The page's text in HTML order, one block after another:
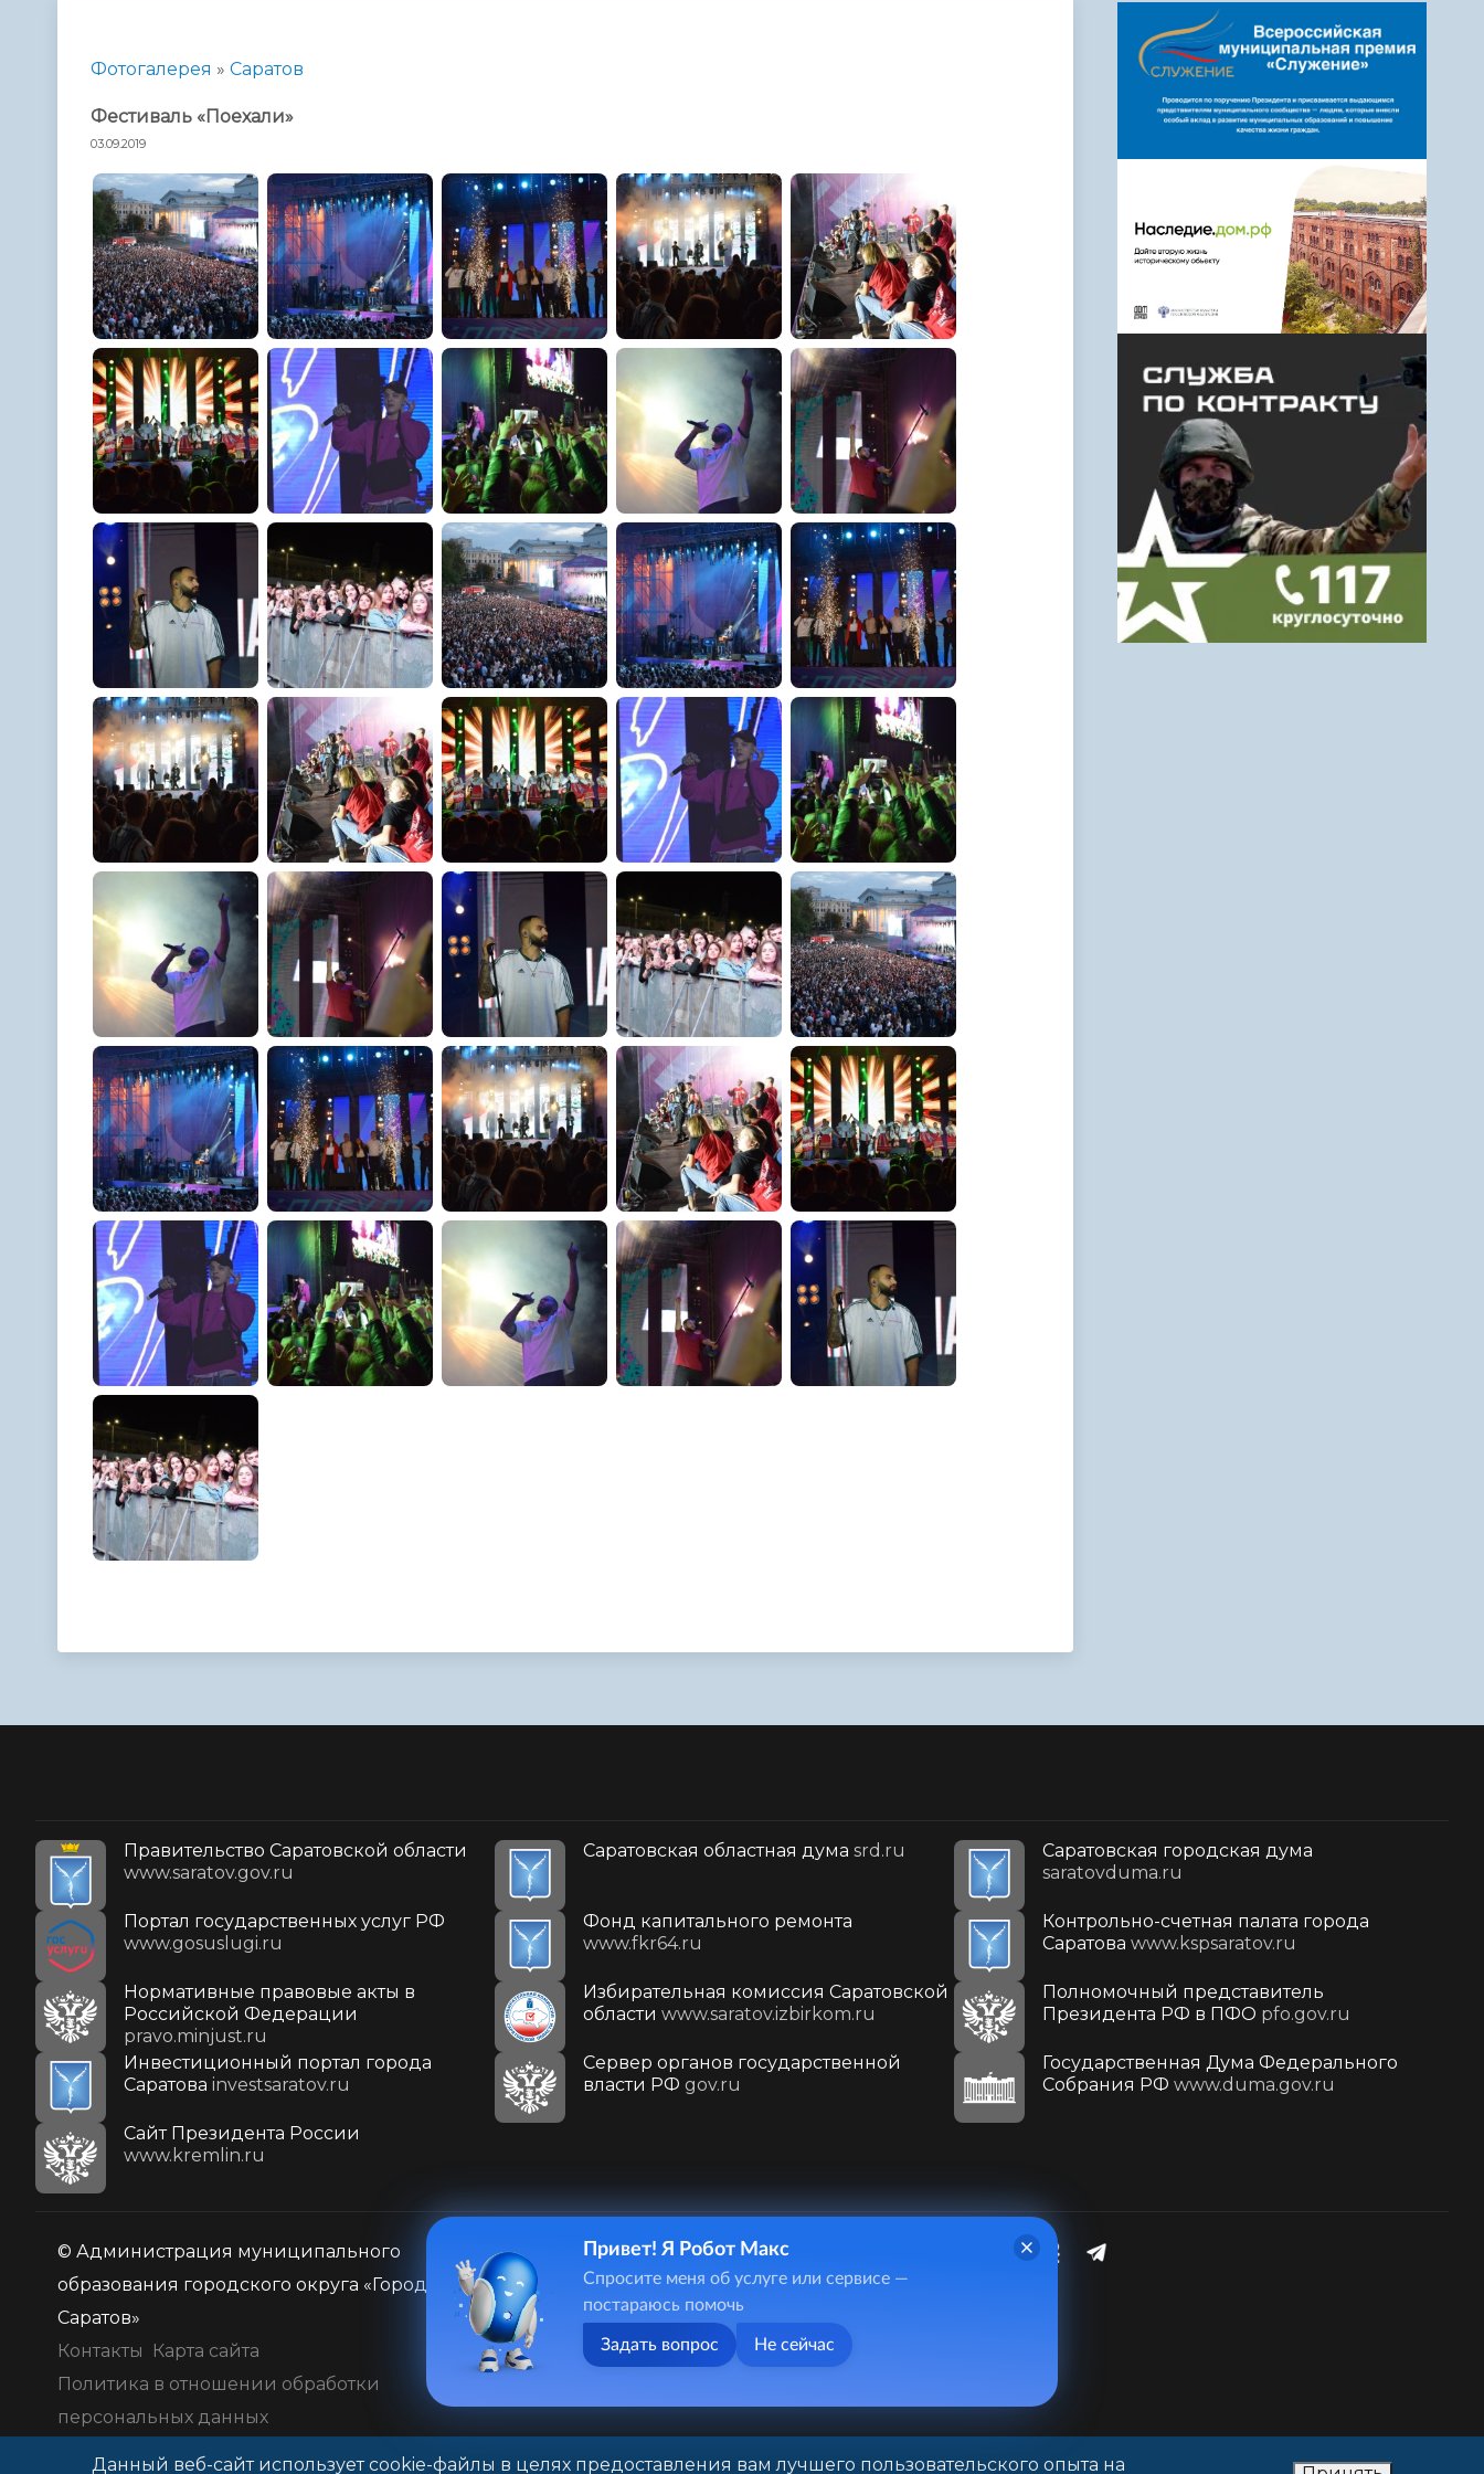
Фотогалерея » Саратов
Фестиваль «Поехали»
03.09.2019
Правительство Саратовской области
www.saratov.gov.ru
Саратовская областная дума srd.ru
Саратовская городская дума
saratovduma.ru
Портал государственных услуг РФ
www.gosuslugi.ru
Фонд капитального ремонта
www.fkr64.ru
Контрольно-счетная палата города
Саратова www.kspsaratov.ru
Нормативные правовые акты в
Российской Федерации
pravo.minjust.ru
Избирательная комиссия Саратовской
области www.saratov.izbirkom.ru
Полномочный представитель
Президента РФ в ПФО pfo.gov.ru
Инвестиционный портал города
Саратова investsaratov.ru
Сервер органов государственной
власти РФ gov.ru
Государственная Дума Федерального
Собрания РФ www.duma.gov.ru
Cайт Президента России
www.kremlin.ru
© Администрация муниципального
образования городского округа «Город
Саратов»
Контакты
Карта сайта
Политика в отношении обработки
персональных данных
410031, г. Саратов, ул. Первомайская, д. 78
+7(8452)26-02-49
Данный веб-сайт использует cookie-файлы в целях предоставления вам лучшего пользовательского опыта на
Привет! Я Робот Макс
Спросите меня об услуге или сервисе —
постараюсь помочь
Задать вопрос Не сейчас